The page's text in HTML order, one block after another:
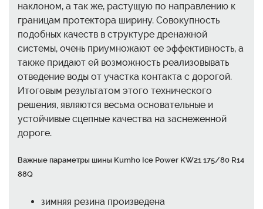
наклоном, а так же, растущую по направлению к
границам протектора ширину. Совокупность
подобных качеств в структуре дренажной
системы, очень приумножают ее эффективность, а
также придают ей возможность реализовывать
отведение воды от участка контакта с дорогой.
Итоговым результатом этого технического
решения, являются весьма основательные и
устойчивые сцепные качества на заснеженной
дороге.
Важные параметры шины Kumho Ice Power KW21 175/80 R14
88Q
зимняя резина произведена